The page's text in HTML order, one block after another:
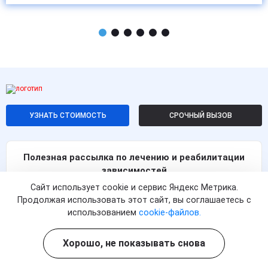
УЗНАТЬ СТОИМОСТЬ СРОЧНЫЙ ВЫЗОВ
Полезная рассылка по лечению и реабилитации
зависимостей
ПОДПИСАТЬСЯ
Согласен с
и на
обработку персональных данных
Сайт использует cookie и сервис Яндекс Метрика.
Продолжая использовать этот сайт, вы соглашаетесь с
использованием cookie-файлов.
Хорошо, не показывать снова